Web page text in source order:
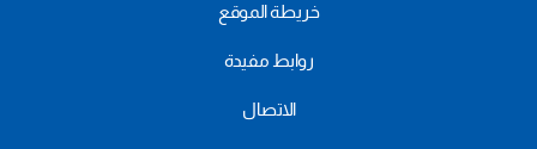
خريطة الموقع
روابط مفيدة
الاتصال